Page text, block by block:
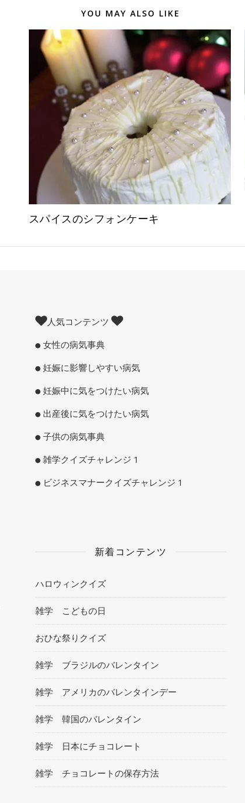
YOU MAY ALSO LIKE
スパイスのシフォンケーキ
人気コンテンツ
女性の病気事典
妊娠に影響しやすい病気
妊娠中に気をつけたい病気
出産後に気をつけたい病気
子供の病気事典
雑学クイズチャレンジ 1
ビジネスマナークイズチャレンジ 1
新着コンテンツ
ハロウィンクイズ
雑学 こどもの日
おひな祭りクイズ
雑学 ブラジルのバレンタイン
雑学 アメリカのバレンタインデー
雑学 韓国のバレンタイン
雑学 日本にチョコレート
雑学 チョコレートの保存方法